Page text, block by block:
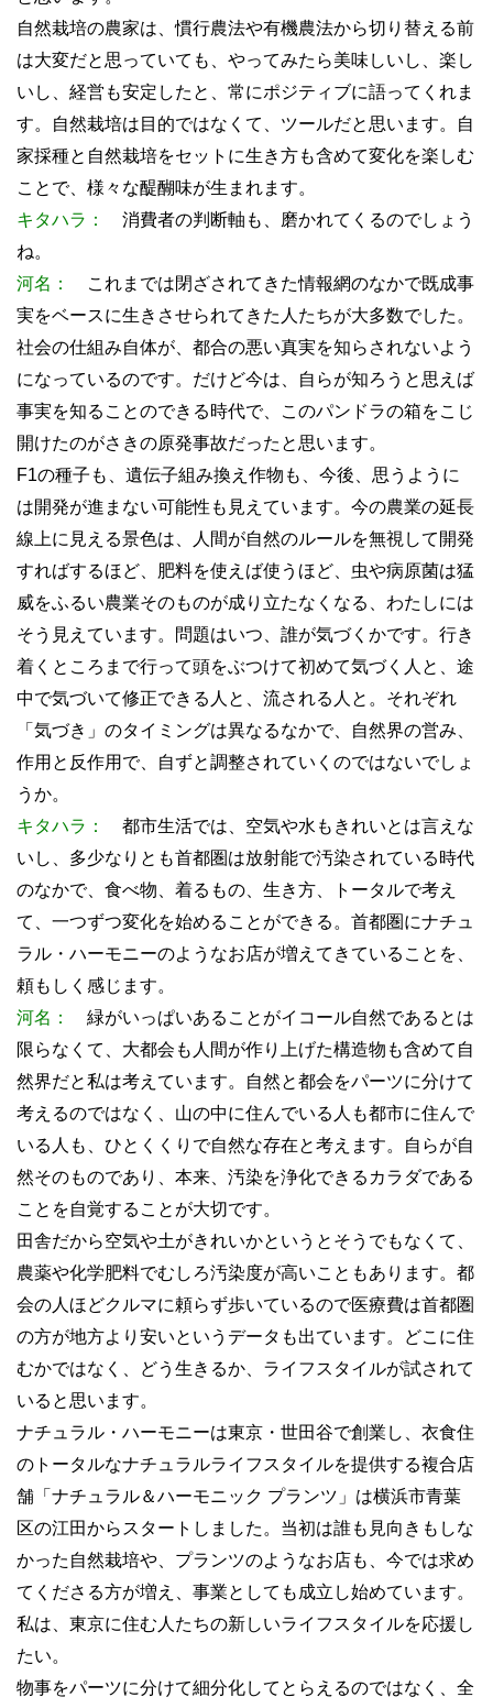
自然栽培の農家は、慣行農法や有機農法から切り替える前
は大変だと思っていても、やってみたら美味しいし、楽し
いし、経営も安定したと、常にポジティブに語ってくれま
す。自然栽培は目的ではなくて、ツールだと思います。自
家採種と自然栽培をセットに生き方も含めて変化を楽しむ
ことで、様々な醍醐味が生まれます。
キタハラ：
消費者の判断軸も、磨かれてくるのでしょう
ね。
河名：
これまでは閉ざされてきた情報網のなかで既成事
実をベースに生きさせられてきた人たちが大多数でした。
社会の仕組み自体が、都合の悪い真実を知らされないよう
になっているのです。だけど今は、自らが知ろうと思えば
事実を知ることのできる時代で、このパンドラの箱をこじ
開けたのがさきの原発事故だったと思います。
F1の種子も、遺伝子組み換え作物も、今後、思うように
は開発が進まない可能性も見えています。今の農業の延長
線上に見える景色は、人間が自然のルールを無視して開発
すればするほど、肥料を使えば使うほど、虫や病原菌は猛
威をふるい農業そのものが成り立たなくなる、わたしには
そう見えています。問題はいつ、誰が気づくかです。行き
着くところまで行って頭をぶつけて初めて気づく人と、途
中で気づいて修正できる人と、流される人と。それぞれ
「気づき」のタイミングは異なるなかで、自然界の営み、
作用と反作用で、自ずと調整されていくのではないでしょ
うか。
キタハラ： 都市生活では、空気や水もきれいとは言えな
いし、多少なりとも首都圏は放射能で汚染されている時代
のなかで、食べ物、着るもの、生き方、トータルで考え
て、一つずつ変化を始めることができる。首都圏にナチュ
ラル・ハーモニーのようなお店が増えてきていることを、
頼もしく感じます。
河名：
緑がいっぱいあることがイコール自然であるとは
限らなくて、大都会も人間が作り上げた構造物も含めて自
然界だと私は考えています。自然と都会をパーツに分けて
考えるのではなく、山の中に住んでいる人も都市に住んで
いる人も、ひとくくりで自然な存在と考えます。自らが自
然そのものであり、本来、汚染を浄化できるカラダである
ことを自覚することが大切です。
田舎だから空気や土がきれいかというとそうでもなくて、
農薬や化学肥料でむしろ汚染度が高いこともあります。都
会の人ほどクルマに頼らず歩いているので医療費は首都圏
の方が地方より安いというデータも出ています。どこに住
むかではなく、どう生きるか、ライフスタイルが試されて
いると思います。
ナチュラル・ハーモニーは東京・世田谷で創業し、衣食住
のトータルなナチュラルライフスタイルを提供する複合店
舗「ナチュラル＆ハーモニック プランツ」は横浜市青葉
区の江田からスタートしました。当初は誰も見向きもしな
かった自然栽培や、プランツのようなお店も、今では求め
てくださる方が増え、事業としても成立し始めています。
私は、東京に住む人たちの新しいライフスタイルを応援し
たい。
物事をパーツに分けて細分化してとらえるのではなく、全